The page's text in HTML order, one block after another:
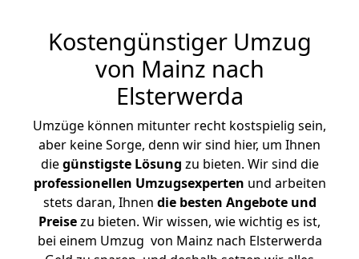
Kostengünstiger Umzug
von Mainz nach
Elsterwerda
Umzüge können mitunter recht kostspielig sein,
aber keine Sorge, denn wir sind hier, um Ihnen
diegünstigste Lösung zu bieten. Wir sind die
professionellen Umzugsexperten und arbeiten
stets daran, Ihnen die besten Angebote und
Preisezu bieten. Wir wissen, wie wichtig es ist,
bei einem Umzug von Mainz nach Elsterwerda